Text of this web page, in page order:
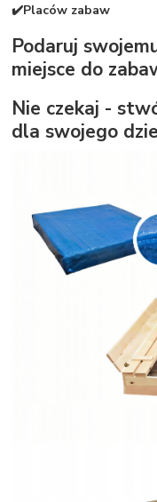
✔️Placów zabaw
Podaruj
miejsce do
Nie czekaj -
dla swojego